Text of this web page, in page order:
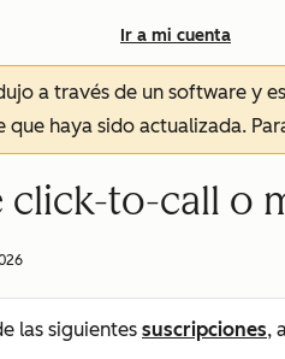
Ir a mi cuenta
a través de un software y
haya sido actualizada.
click-to-call o
las siguientes suscripciones,